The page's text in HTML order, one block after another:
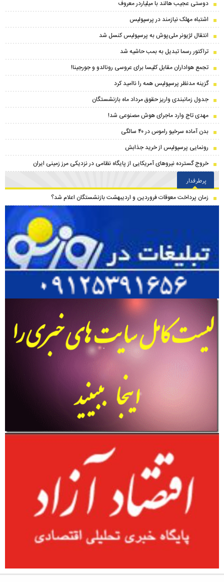
دوستی عجیب هالند با میلیاردر معروف
اشتباه مهلک نیازمند در پرسپولیس
انتقال لژیونر ملی‌پوش به پرسپولیس کنسل شد
تراکتور رسما تبدیل به بمب حاشیه شد
تجمع هواداران مقابل کلیسا برای عروسی رونالدو و جورجینا!
گزینه مدنظر پرسپولیس همه را ناامید کرد
جدول زمانبندی واریز حقوق مرداد ماه بازنشستگان
مهدی تاج وارد ماجرای هوش مصنوعی شد!
بدن آماده سرخیو راموس در ۴۰ سالگی
رونمایی پرسپولیس از خرید جذابش
خروج گسترده نیروهای آمریکایی از پایگاه نظامی در نزدیکی مرز زمینی ایران
پرطرفدار
زمان پرداخت معوقات فروردین و اردیبهشت بازنشستگان اعلام شد؟